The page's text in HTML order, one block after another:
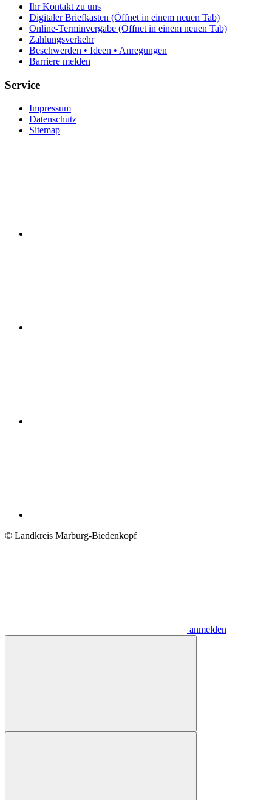
Ihr Kontakt zu uns
Digitaler Briefkasten (Öffnet in einem neuen Tab)
Online-Terminvergabe (Öffnet in einem neuen Tab)
Zahlungsverkehr
Beschwerden • Ideen • Anregungen
Barriere melden
Service
Impressum
Datenschutz
Sitemap
© Landkreis Marburg-Biedenkopf
anmelden